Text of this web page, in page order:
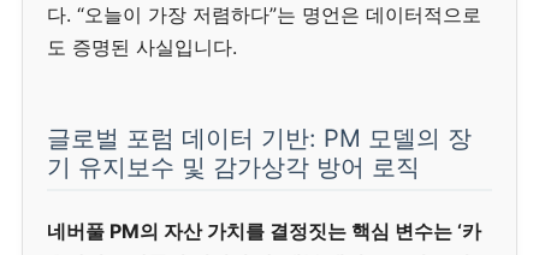
다. “오늘이 가장 저렴하다”는 명언은 데이터적으로
도 증명된 사실입니다.
글로벌 포럼 데이터 기반: PM 모델의 장
기 유지보수 및 감가상각 방어 로직
네버풀 PM의 자산 가치를 결정짓는 핵심 변수는 ‘카